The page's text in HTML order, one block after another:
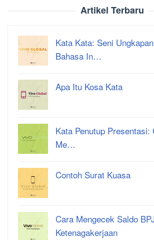
Artikel Terbaru
Kata Kata: Seni
Bahasa In…
Apa Itu Kosa Kata
Kata Penutup
Me…
Contoh Surat Kuasa
Cara Mengecek Saldo
Ketenagakerjaan